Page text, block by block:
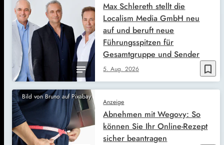
bookmark_border
5. Aug. 2026
Max Schlereth stellt die
Localism Media GmbH neu
auf und beruft neue
Führungsspitzen für
Gesamtgruppe und Sender
Bild von Bruno auf Pixabay
Anzeige
Abnehmen mit Wegovy: So
können Sie Ihr Online-Rezept
sicher beantragen